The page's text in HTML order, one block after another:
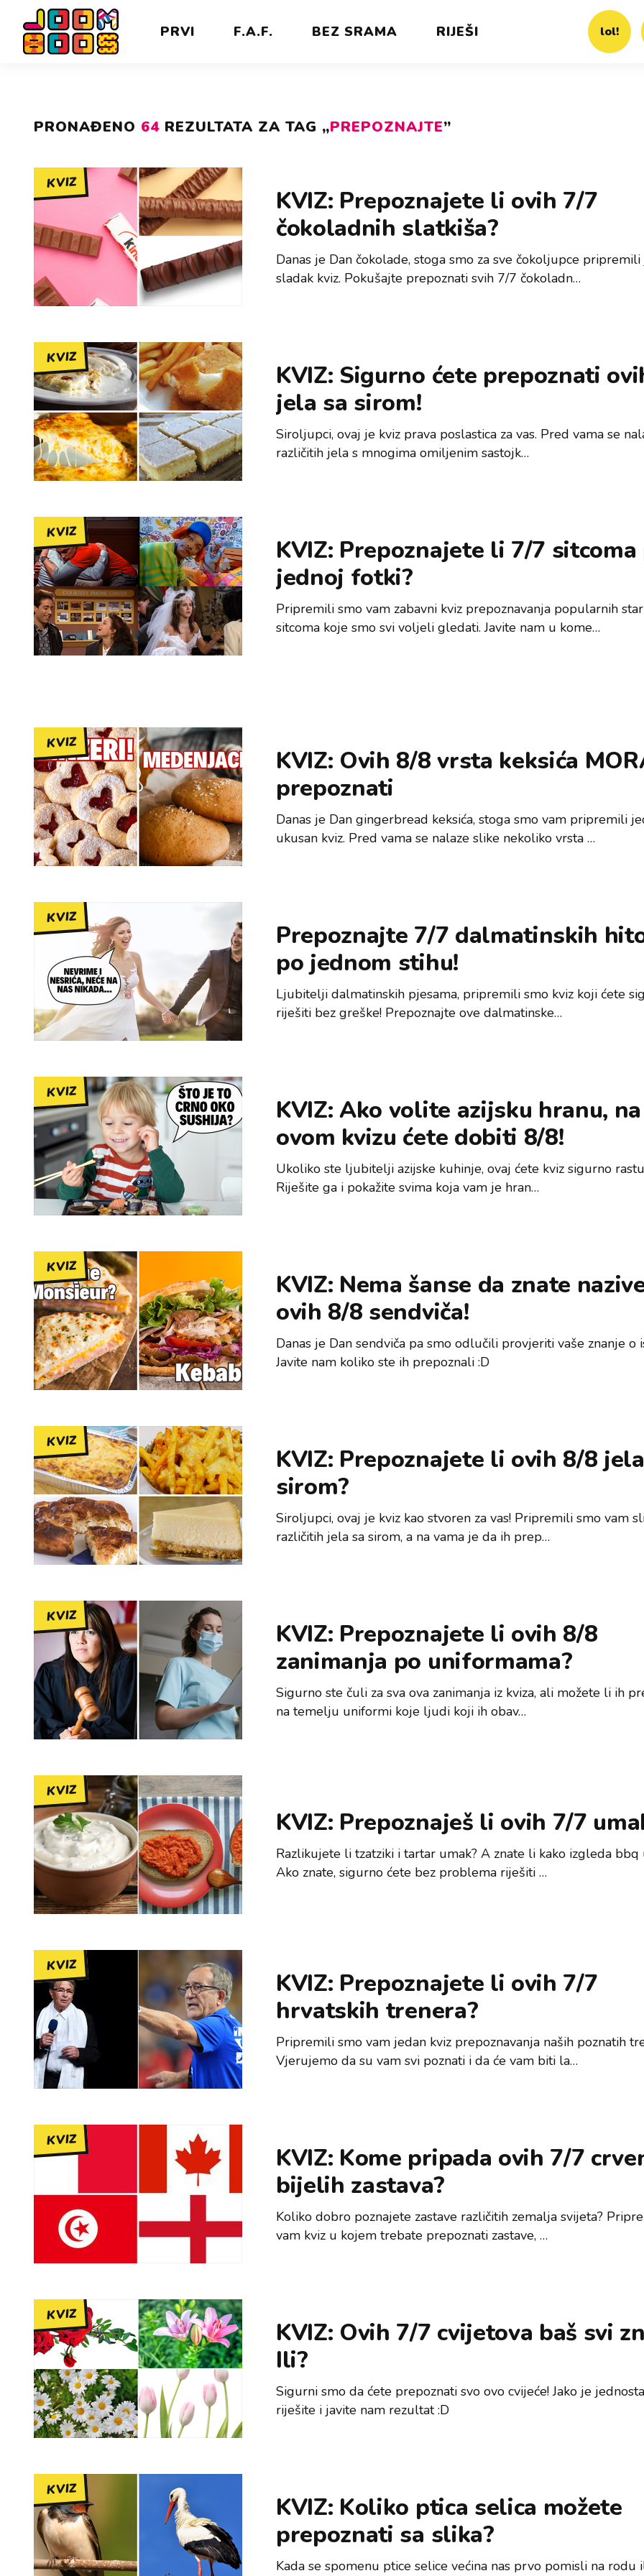
PRVI F.A.F. BEZ SRAMA RIJEŠI lol!
PRONAĐENO 64 REZULTATA ZA TAG „PREPOZNAJTE”
KVIZ
KVIZ: Prepoznajete li ovih 7/7
čokoladnih slatkiša?
Danas je Dan čokolade, stoga smo za sve čokoljupce
sladak kviz. Pokušajte prepoznati svih 7/7 čokoladn…
KVIZ
KVIZ: Sigurno ćete prepoznati
jela sa sirom!
Siroljupci, ovaj je kviz prava poslastica za vas. Pred vama se
različitih jela s mnogima omiljenim sastojk…
KVIZ
KVIZ: Prepoznajete li 7/7 sitcoma
jednoj fotki?
Pripremili smo vam zabavni kviz prepoznavanja popularnih
sitcoma koje smo svi voljeli gledati. Javite nam u kome…
KVIZ
KVIZ: Ovih 8/8 vrsta keksića
prepoznati
Danas je Dan gingerbread keksića, stoga smo vam pripremili
ukusan kviz. Pred vama se nalaze slike nekoliko vrsta …
KVIZ
Prepoznajte 7/7 dalmatinskih
po jednom stihu!
Ljubitelji dalmatinskih pjesama, pripremili smo kviz koji ćete
riješiti bez greške! Prepoznajte ove dalmatinske…
KVIZ
KVIZ: Ako volite azijsku hranu, na
ovom kvizu ćete dobiti 8/8!
Ukoliko ste ljubitelji azijske kuhinje, ovaj ćete kviz sigurno
Riješite ga i pokažite svima koja vam je hran…
KVIZ
KVIZ: Nema šanse da znate
ovih 8/8 sendviča!
Danas je Dan sendviča pa smo odlučili provjeriti vaše znanje o
Javite nam koliko ste ih prepoznali :D
KVIZ
KVIZ: Prepoznajete li ovih 8/8
sirom?
Siroljupci, ovaj je kviz kao stvoren za vas! Pripremili smo vam
različitih jela sa sirom, a na vama je da ih prep…
KVIZ
KVIZ: Prepoznajete li ovih 8/8
zanimanja po uniformama?
Sigurno ste čuli za sva ova zanimanja iz kviza, ali možete li ih
na temelju uniformi koje ljudi koji ih obav…
KVIZ
KVIZ: Prepoznaješ li ovih 7/7
Razlikujete li tzatziki i tartar umak? A znate li kako izgleda bbq
Ako znate, sigurno ćete bez problema riješiti …
KVIZ
KVIZ: Prepoznajete li ovih 7/7
hrvatskih trenera?
Pripremili smo vam jedan kviz prepoznavanja naših poznatih
Vjerujemo da su vam svi poznati i da će vam biti la…
KVIZ
KVIZ: Kome pripada ovih 7/7
bijelih zastava?
Koliko dobro poznajete zastave različitih zemalja svijeta?
vam kviz u kojem trebate prepoznati zastave, …
KVIZ
KVIZ: Ovih 7/7 cvijetova baš svi
Ili?
Sigurni smo da ćete prepoznati svo ovo cvijeće! Jako je
riješite i javite nam rezultat :D
KVIZ
KVIZ: Koliko ptica selica možete
prepoznati sa slika?
Kada se spomenu ptice selice većina nas prvo pomisli na rodu